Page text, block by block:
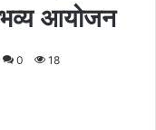
भव्य आयोजन
0 18